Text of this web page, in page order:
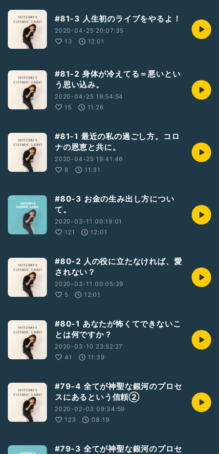
#81-3 人生初のライブをやるよ！
2020-04-25 20:07:35
13
12:01
#81-2 身体が冷えてる＝悪いとい
う思い込み。
2020-04-25 19:54:54
15
11:26
#81-1 最近の私の過ごし方。コロ
ナの恩恵と共に。
2020-04-25 19:41:46
8
11:31
#80-3 お金の生み出し方につい
て。
2020-03-11 00:19:01
121
12:01
#80-2 人の役に立たなければ、愛
されない？
2020-03-11 00:05:39
5
12:01
#80-1 あなたが怖くてできないこ
とは何ですか？
2020-03-10 23:52:27
41
11:39
#79-4 全てが神聖な銀河のプロセ
スにあるという信頼②
2020-02-03 09:34:59
123
08:19
#79-3 全てが神聖な銀河のプロセ